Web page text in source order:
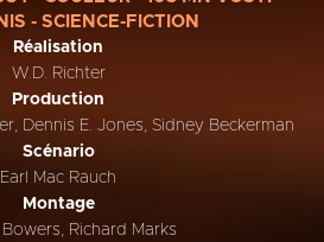
- SCIENCE-FICTION
Réalisation
W.D. Richter
Production
Dennis E. Jones, Sidney Beckerman
Scénario
Earl Mac Rauch
Montage
Richard Marks